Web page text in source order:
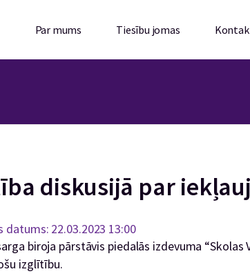
Par mums Tiesību jomas
diskusijā par
datums: 22.03.2023 13:00
biroja pārstāvis piedalās izdevuma “Skolas
izglītību.